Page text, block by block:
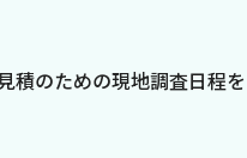
積のための現地調査日程を